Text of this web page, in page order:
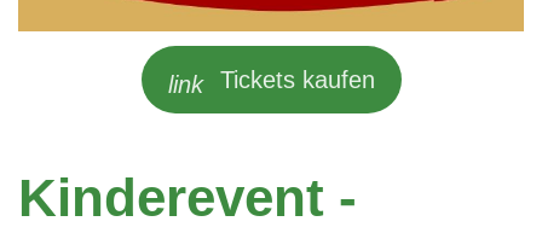
link Tickets kaufen
Kinderevent -